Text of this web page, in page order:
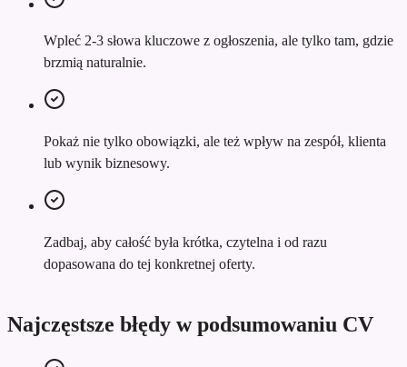
Wpleć 2-3 słowa kluczowe z ogłoszenia, ale tylko tam, gdzie
brzmią naturalnie.
Pokaż nie tylko obowiązki, ale też wpływ na zespół, klienta
lub wynik biznesowy.
Zadbaj, aby całość była krótka, czytelna i od razu
dopasowana do tej konkretnej oferty.
Najczęstsze błędy w podsumowaniu CV